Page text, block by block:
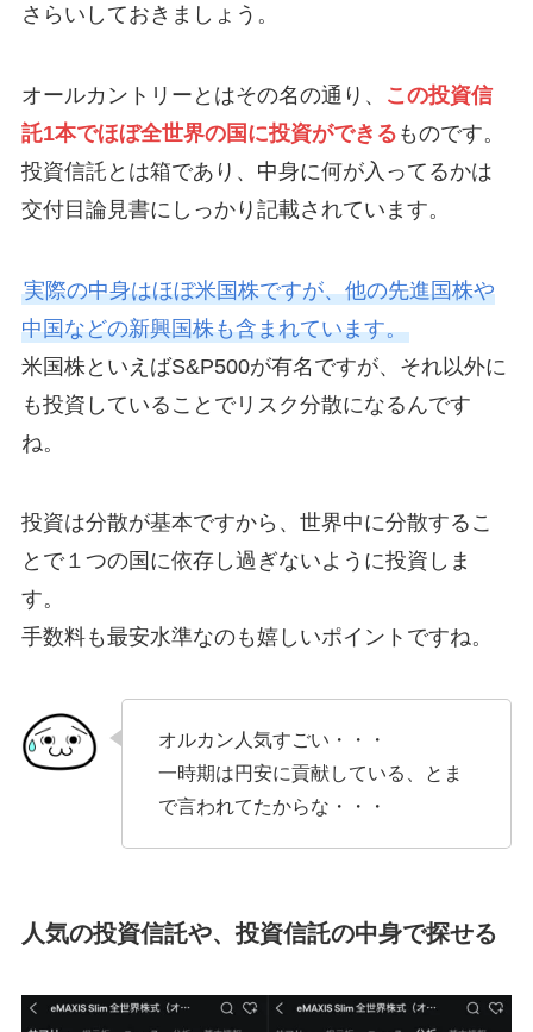
さらいしておきましょう。
オールカントリーとはその名の通り、
この投資信
託1本でほぼ全世界の国に投資ができる ものです。
投資信託とは箱であり、中身に何が入ってるかは
交付目論見書にしっかり記載されています。
実際の中身はほぼ米国株ですが、他の先進国株や
中国などの新興国株も含まれています。
米国株といえばS&P500が有名ですが、それ以外に
も投資していることでリスク分散になるんです
ね。
投資は分散が基本ですから、世界中に分散するこ
とで１つの国に依存し過ぎないように投資しま
す。
手数料も最安水準なのも嬉しいポイントですね。
オルカン人気すごい・・・
一時期は円安に貢献している、とま
で言われてたからな・・・
人気の投資信託や、投資信託の中身で探せる